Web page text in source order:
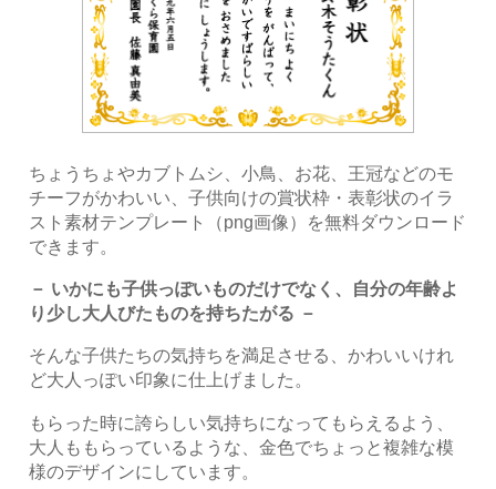
ちょうちょやカブトムシ、小鳥、お花、王冠などのモ
チーフがかわいい、子供向けの賞状枠・表彰状のイラ
スト素材テンプレート（png画像）を無料ダウンロード
できます。
－ いかにも子供っぽいものだけでなく、自分の年齢よ
り少し大人びたものを持ちたがる －
そんな子供たちの気持ちを満足させる、かわいいけれ
ど大人っぽい印象に仕上げました。
もらった時に誇らしい気持ちになってもらえるよう、
大人ももらっているような、金色でちょっと複雑な模
様のデザインにしています。